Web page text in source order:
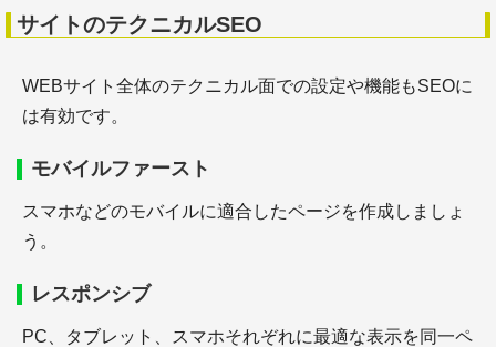
＋学術論文の執筆と構成
サイトのテクニカルSEO
WEBサイト全体のテクニカル面での設定や機能もSEOに
は有効です。
モバイルファースト
スマホなどのモバイルに適合したページを作成しましょ
う。
レスポンシブ
PC、タブレット、スマホそれぞれに最適な表示を同一ペ